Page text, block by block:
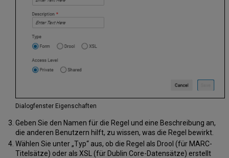
Dialogfenster Eigenschaften
Geben Sie den Namen für die Regel und eine Beschreibung an,
die anderen Benutzern hilft, zu wissen, was die Regel bewirkt.
Wählen Sie unter „Typ“ aus, ob die Regel als Drool (für MARC-
Titelsätze) oder als XSL (für Dublin Core-Datensätze) erstellt